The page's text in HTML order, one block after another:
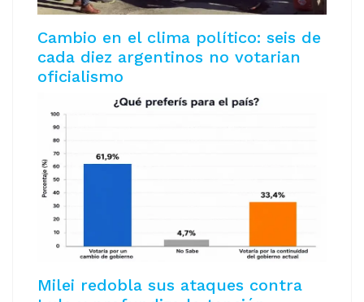
Cambio en el clima político: seis de
cada diez argentinos no votarian
oficialismo
Milei redobla sus ataques contra